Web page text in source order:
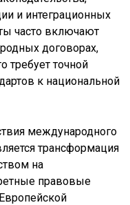
и интеграционных
часто включают
договорах,
требует точной
к национальной
международного
трансформация
на
правовые